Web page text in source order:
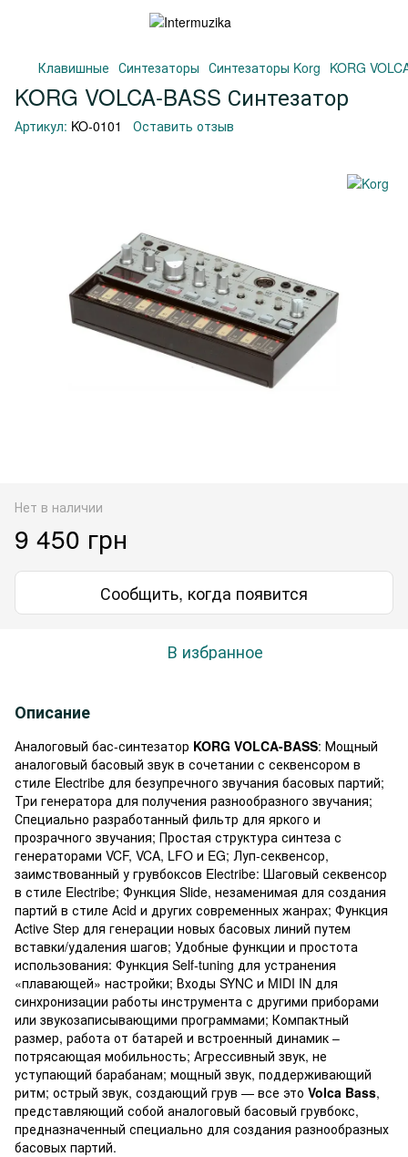
Клавишные Синтезаторы Синтезаторы Korg KORG
KORG VOLCA-BASS Синтезатор
Артикул: KO-0101 Оставить отзыв
Нет в наличии
9 450 грн
Сообщить, когда появится
В избранное
Описание
Аналоговый бас-синтезатор KORG VOLCA-BASS: Мощный
аналоговый басовый звук в сочетании с секвенсором в
стиле Electribe для безупречного звучания басовых партий;
Три генератора для получения разнообразного звучания;
Специально разработанный фильтр для яркого и
прозрачного звучания; Простая структура синтеза с
генераторами VCF, VCA, LFO и EG; Луп-секвенсор,
заимствованный у грувбоксов Electribe: Шаговый секвенсор
в стиле Electribe; Функция Slide, незаменимая для создания
партий в стиле Acid и других современных жанрах; Функция
Active Step для генерации новых басовых линий путем
вставки/удаления шагов; Удобные функции и простота
использования: Функция Self-tuning для устранения
«плавающей» настройки; Входы SYNC и MIDI IN для
синхронизации работы инструмента с другими приборами
или звукозаписывающими программами; Компактный
размер, работа от батарей и встроенный динамик –
потрясающая мобильность; Агрессивный звук, не
уступающий барабанам; мощный звук, поддерживающий
ритм; острый звук, создающий грув — все это Volca Bass,
представляющий собой аналоговый басовый грувбокс,
предназначенный специально для создания разнообразных
басовых партий.